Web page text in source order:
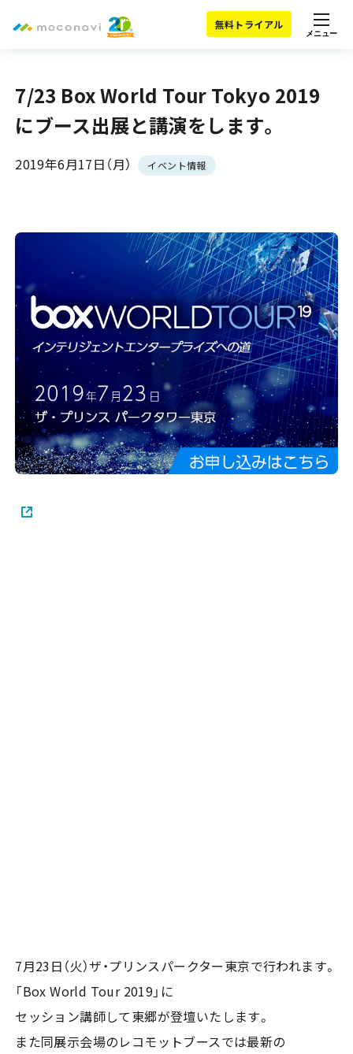
無料トライアル
メニュー
7/23 Box World Tour Tokyo 2019
にブース出展と講演をします。
2019年6月17日（月） イベント情報
7月23日（火）ザ・プリンスパークター東京で行われます。
「Box World Tour 2019」に
セッション講師して東郷が登壇いたします。
また同展示会場のレコモットブースでは最新の